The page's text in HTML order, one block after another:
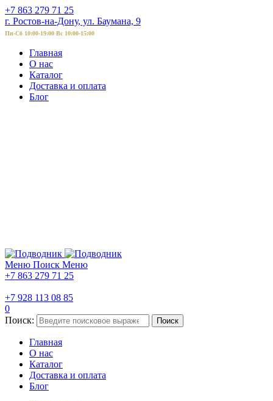
+7 863 279 71 25
г. Ростов-на-Дону, ул. Баумана, 9
Пн-Сб 10:00-19:00 Вс 10:00-15:00
Главная
О нас
Каталог
Доставка и оплата
Блог
Меню Поиск Меню
+7 863 279 71 25
+7 928 113 08 85
0
Поиск:
Поиск
Главная
О нас
Каталог
Доставка и оплата
Блог